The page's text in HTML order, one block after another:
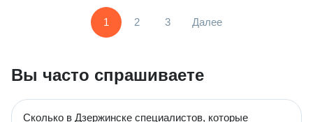
1 2 3 Далее
Вы часто спрашиваете
Сколько в Дзержинске специалистов, которые